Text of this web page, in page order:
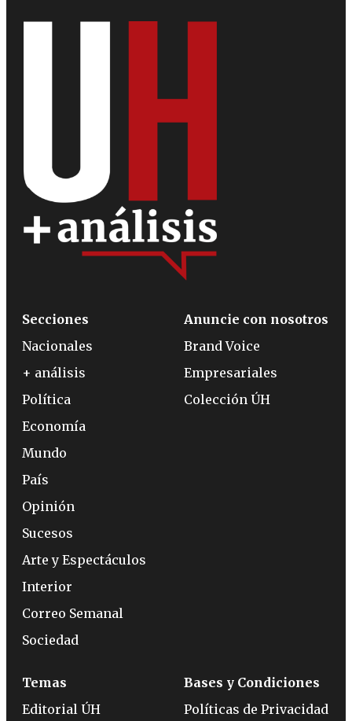
Secciones
Nacionales
+ análisis
Política
Economía
Mundo
País
Opinión
Sucesos
Arte y Espectáculos
Interior
Correo Semanal
Sociedad
Anuncie con nosotros
Brand Voice
Empresariales
Colección ÚH
Temas
Editorial ÚH
Bases y Condiciones
Políticas de Privacidad